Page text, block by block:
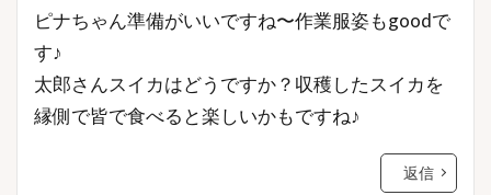
ピナちゃん準備がいいですね〜作業服姿もgoodで
す♪
太郎さんスイカはどうですか？収穫したスイカを
縁側で皆で食べると楽しいかもですね♪
返信